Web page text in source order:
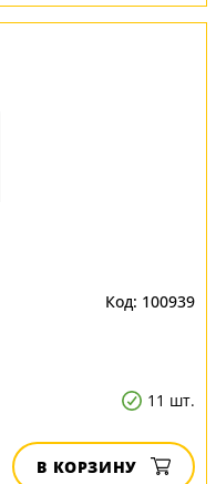
100939
11 шт.
В КОРЗИНУ